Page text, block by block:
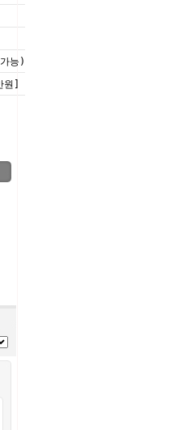
능)
]